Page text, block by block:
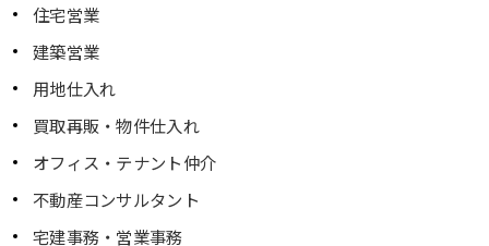
住宅営業
建築営業
用地仕入れ
買取再販・物件仕入れ
オフィス・テナント仲介
不動産コンサルタント
宅建事務・営業事務